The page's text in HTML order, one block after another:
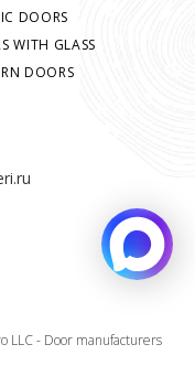
DOORS
WITH GLASS
DOORS